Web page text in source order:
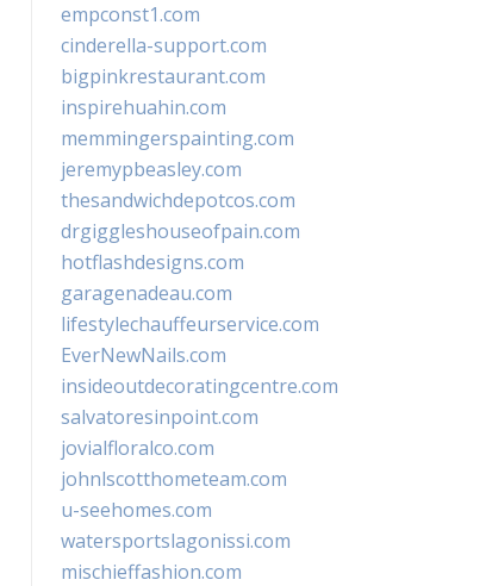
empconst1.com
cinderella-support.com
bigpinkrestaurant.com
inspirehuahin.com
memmingerspainting.com
jeremypbeasley.com
thesandwichdepotcos.com
drgiggleshouseofpain.com
hotflashdesigns.com
garagenadeau.com
lifestylechauffeurservice.com
EverNewNails.com
insideoutdecoratingcentre.com
salvatoresinpoint.com
jovialfloralco.com
johnlscotthometeam.com
u-seehomes.com
watersportslagonissi.com
mischieffashion.com